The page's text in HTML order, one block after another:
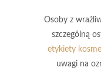
Osoby z
szczególną
etykiety
uwagi na